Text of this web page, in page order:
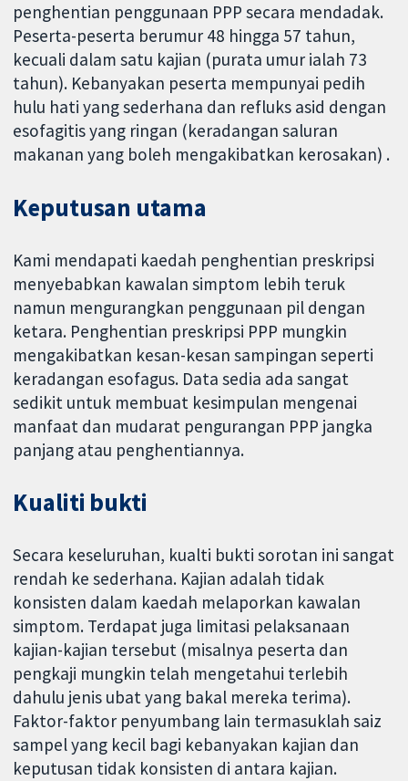
penghentian penggunaan PPP secara mendadak.
Peserta-peserta berumur 48 hingga 57 tahun,
kecuali dalam satu kajian (purata umur ialah 73
tahun). Kebanyakan peserta mempunyai pedih
hulu hati yang sederhana dan refluks asid dengan
esofagitis yang ringan (keradangan saluran
makanan yang boleh mengakibatkan kerosakan) .
Keputusan utama
Kami mendapati kaedah penghentian preskripsi
menyebabkan kawalan simptom lebih teruk
namun mengurangkan penggunaan pil dengan
ketara. Penghentian preskripsi PPP mungkin
mengakibatkan kesan-kesan sampingan seperti
keradangan esofagus. Data sedia ada sangat
sedikit untuk membuat kesimpulan mengenai
manfaat dan mudarat pengurangan PPP jangka
panjang atau penghentiannya.
Kualiti bukti
Secara keseluruhan, kualti bukti sorotan ini sangat
rendah ke sederhana. Kajian adalah tidak
konsisten dalam kaedah melaporkan kawalan
simptom. Terdapat juga limitasi pelaksanaan
kajian-kajian tersebut (misalnya peserta dan
pengkaji mungkin telah mengetahui terlebih
dahulu jenis ubat yang bakal mereka terima).
Faktor-faktor penyumbang lain termasuklah saiz
sampel yang kecil bagi kebanyakan kajian dan
keputusan tidak konsisten di antara kajian.